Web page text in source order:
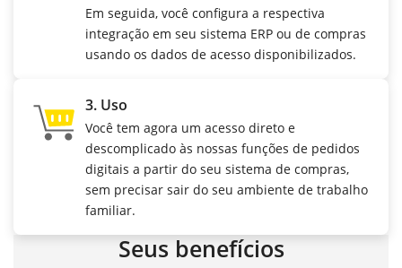
Em seguida, você configura a respectiva
integração em seu sistema ERP ou de compras
usando os dados de acesso disponibilizados.
3. Uso
Você tem agora um acesso direto e
descomplicado às nossas funções de pedidos
digitais a partir do seu sistema de compras,
sem precisar sair do seu ambiente de trabalho
familiar.
Seus benefícios